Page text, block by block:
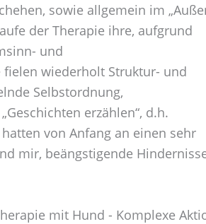
sowie allgemein im
der Therapie ihre, aufgrund
und
wiederholt Struktur- und
Selbstordnung,
erzählen“, d.h.
von Anfang an einen sehr
mir, beängstigende